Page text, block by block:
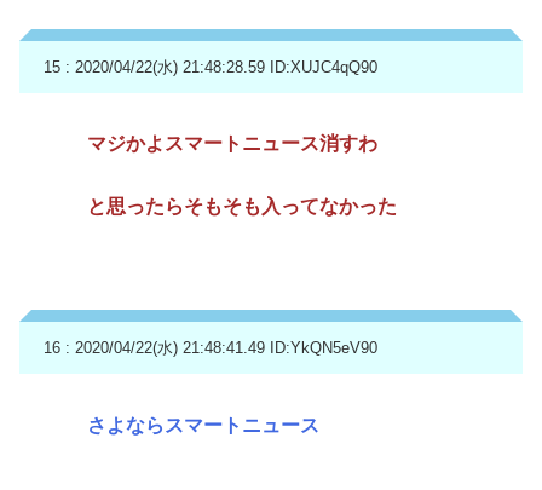
15 : 2020/04/22(水) 21:48:28.59 ID:XUJC4qQ90
マジかよスマートニュース消すわ
と思ったらそもそも入ってなかった
16 : 2020/04/22(水) 21:48:41.49 ID:YkQN5eV90
さよならスマートニュース